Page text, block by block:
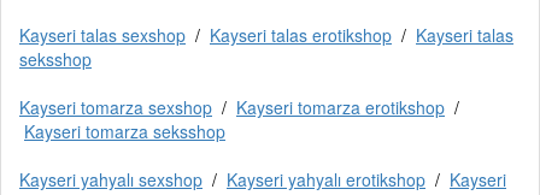
Kayseri talas sexshop / Kayseri talas erotikshop / Kayseri talas
seksshop
Kayseri tomarza sexshop / Kayseri tomarza erotikshop /
Kayseri tomarza seksshop
Kayseri yahyalı sexshop / Kayseri yahyalı erotikshop / Kayseri